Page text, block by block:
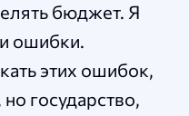
бюджет. Я
ошибки.
этих ошибок,
государство,